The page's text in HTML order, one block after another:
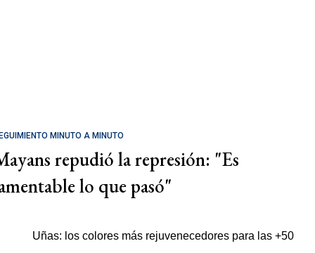
MINUTO A MINUTO
repudió la represión: "Es
lo que pasó"